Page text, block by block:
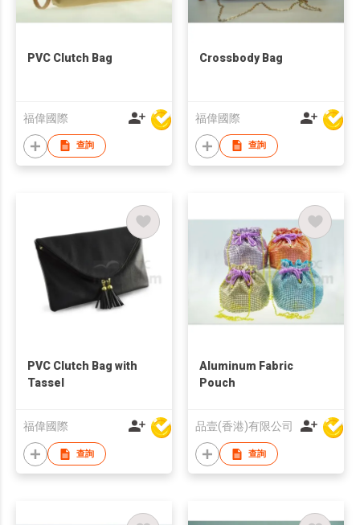
PVC Clutch Bag
福偉國際
查詢
Crossbody Bag
福偉國際
查詢
PVC Clutch Bag with
Tassel
福偉國際
查詢
Aluminum Fabric
Pouch
品壹(香港)有限公司
查詢